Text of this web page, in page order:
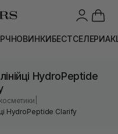
НОВИНКИБЕСТСЕЛЕРИ
HydroPeptide
HydroPeptide Clarify